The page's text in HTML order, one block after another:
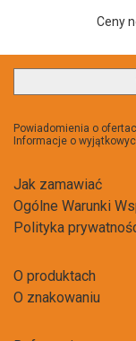
Ceny
Powiadomienia o
Informacje o
Jak zamawiać
Ogólne Warunki
Polityka
O produktach
O znakowaniu